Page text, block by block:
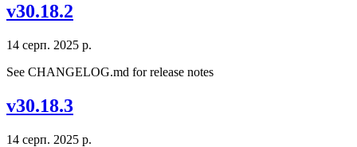
v30.18.2
14 серп. 2025 р.
See CHANGELOG.md for release notes
v30.18.3
14 серп. 2025 р.